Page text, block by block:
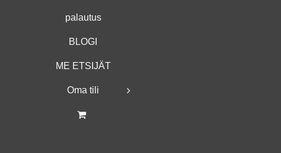
palautus
BLOGI
ME ETSIJÄT
Oma tili